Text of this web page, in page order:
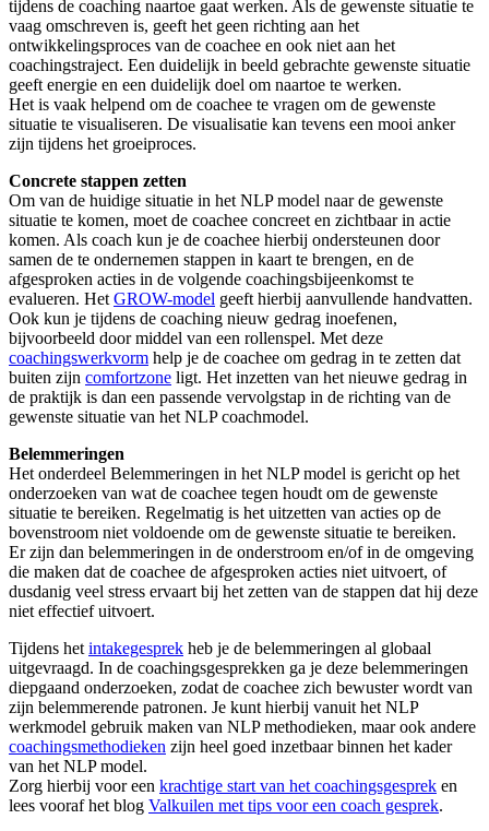
tijdens de coaching naartoe gaat werken. Als de gewenste situatie te
vaag omschreven is, geeft het geen richting aan het
ontwikkelingsproces van de coachee en ook niet aan het
coachingstraject. Een duidelijk in beeld gebrachte gewenste situatie
geeft energie en een duidelijk doel om naartoe te werken.
Het is vaak helpend om de coachee te vragen om de gewenste
situatie te visualiseren. De visualisatie kan tevens een mooi anker
zijn tijdens het groeiproces.
Concrete stappen zetten
Om van de huidige situatie in het NLP model naar de gewenste
situatie te komen, moet de coachee concreet en zichtbaar in actie
komen. Als coach kun je de coachee hierbij ondersteunen door
samen de te ondernemen stappen in kaart te brengen, en de
afgesproken acties in de volgende coachingsbijeenkomst te
evalueren. Het GROW-model geeft hierbij aanvullende handvatten.
Ook kun je tijdens de coaching nieuw gedrag inoefenen,
bijvoorbeeld door middel van een rollenspel. Met deze
coachingswerkvorm help je de coachee om gedrag in te zetten dat
buiten zijn comfortzone ligt. Het inzetten van het nieuwe gedrag in
de praktijk is dan een passende vervolgstap in de richting van de
gewenste situatie van het NLP coachmodel.
Belemmeringen
Het onderdeel Belemmeringen in het NLP model is gericht op het
onderzoeken van wat de coachee tegen houdt om de gewenste
situatie te bereiken. Regelmatig is het uitzetten van acties op de
bovenstroom niet voldoende om de gewenste situatie te bereiken.
Er zijn dan belemmeringen in de onderstroom en/of in de omgeving
die maken dat de coachee de afgesproken acties niet uitvoert, of
dusdanig veel stress ervaart bij het zetten van de stappen dat hij deze
niet effectief uitvoert.
Tijdens het intakegesprek heb je de belemmeringen al globaal
uitgevraagd. In de coachingsgesprekken ga je deze belemmeringen
diepgaand onderzoeken, zodat de coachee zich bewuster wordt van
zijn belemmerende patronen. Je kunt hierbij vanuit het NLP
werkmodel gebruik maken van NLP methodieken, maar ook andere
coachingsmethodieken zijn heel goed inzetbaar binnen het kader
van het NLP model.
Zorg hierbij voor een krachtige start van het coachingsgesprek en
lees vooraf het blog Valkuilen met tips voor een coach gesprek.